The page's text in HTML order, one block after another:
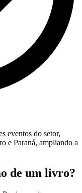
eventos do setor,
e Paraná, ampliando a
de um livro?